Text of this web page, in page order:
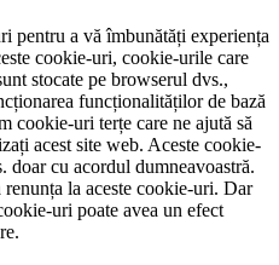
pentru a vă îmbunătăți experiența
cookie-uri, cookie-urile care
stocate pe browserul dvs.,
funcționalităților de bază
cookie-uri terțe care ne ajută să
acest site web. Aceste cookie-
cu acordul dumneavoastră.
la aceste cookie-uri. Dar
uri poate avea un efect